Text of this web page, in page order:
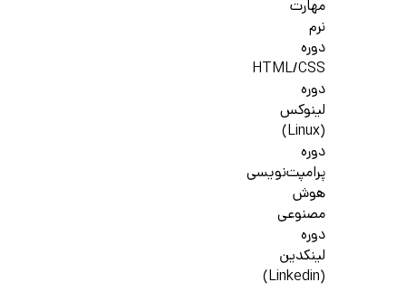
مهارت
نرم
دوره
HTML/CSS
دوره
لینوکس
(Linux)
دوره
پرامپت‌نویسی
هوش
مصنوعی
دوره
لینکدین
(Linkedin)